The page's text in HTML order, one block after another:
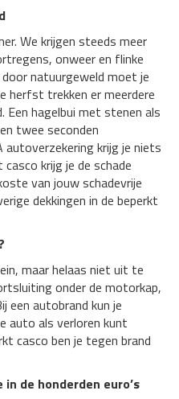
We krijgen steeds meer
onweer en flinke
door natuurgeweld moet je
herfst trekken er meerdere
Een hagelbui met stenen als
twee seconden
autoverzekering krijg je niets
krijg je de schade
van jouw schadevrije
dekkingen in de beperkt
maar helaas niet uit te
onder de motorkap,
een autobrand kun je
auto als verloren kunt
casco ben je tegen brand
de honderden euro’s